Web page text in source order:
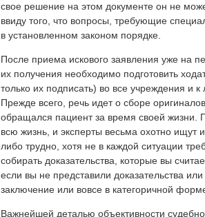
свое решение на этом документе он не
ввиду того, что вопросы, требующие
в установленном законом порядке.
После приема искового заявления уже на
их получения необходимо подготовить
только их подписать) во все учреждения и
Прежде всего, речь идет о сборе
обращался пациент за время своей жизни.
всю жизнь, и эксперты весьма охотно ищут
либо трудно, хотя не в каждой ситуации
собирать доказательства, которые вы
если вы не представили доказательства
заключение или вовсе в категоричной
Важнейшей деталью объективности